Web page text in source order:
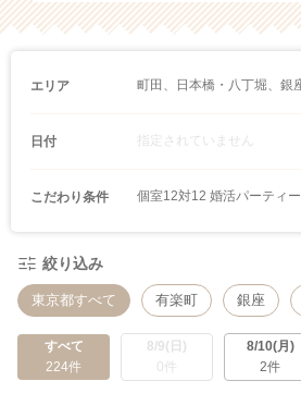
エリア
日付 指定されていません
こだわり条件 個室12対12 婚活パーティー
絞り込み
東京都すべて 有楽町 銀座
すべて
224件
8/9(日)
0件
8/10(月)
2件